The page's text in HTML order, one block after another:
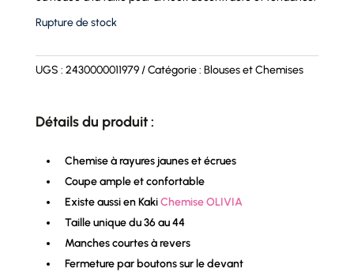
Rupture de stock
UGS : 2430000011979 Catégorie : Blouses et Chemises
Détails du produit :
Chemise à rayures jaunes et écrues
Coupe ample et confortable
Existe aussi en KakiChemise OLIVIA
Taille unique du 36 au 44
Manches courtes à revers
Fermeture par boutons sur le devant